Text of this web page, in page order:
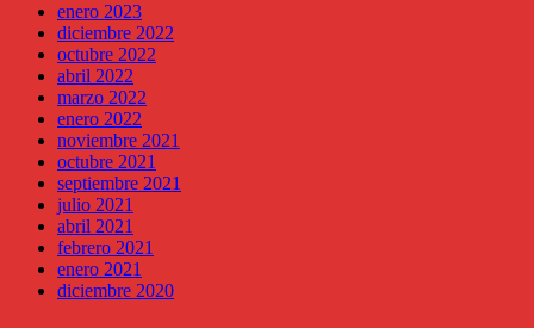
enero 2023
diciembre 2022
octubre 2022
abril 2022
marzo 2022
enero 2022
noviembre 2021
octubre 2021
septiembre 2021
julio 2021
abril 2021
febrero 2021
enero 2021
diciembre 2020